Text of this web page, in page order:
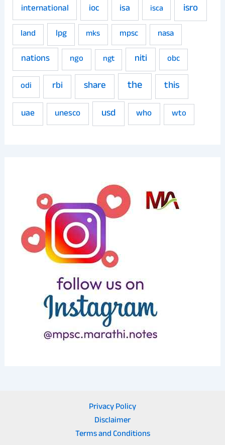
international
ioc isa isca isro
land lpg mks mpsc nasa
nations ngo ngt niti
obc
odi
rbi share the this
uae unesco usd who wto
Privacy Policy
Disclaimer
Terms and Conditions